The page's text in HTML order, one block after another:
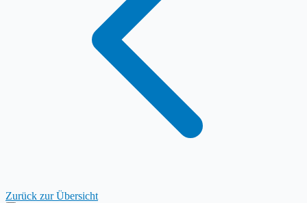
Zurück zur Übersicht